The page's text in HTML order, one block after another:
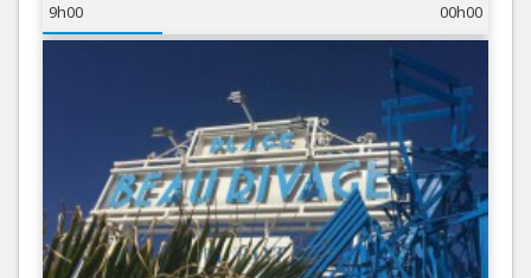
9h00
00h00